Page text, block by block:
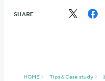
SHARE
HOME Tips＆Case study